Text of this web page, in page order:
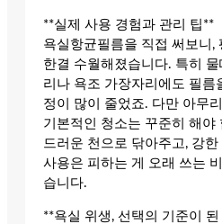
**실제 사용 경험과 관리 팁**
욕실항균필름을 직접 써보니,
한결 수월해졌습니다. 특히
리나 욕조 가장자리에도 필름
정이 많이 줄었죠. 다만 아무
기본적인 청소는 꾸준히 해야
드러운 천으로 닦아주고, 강
사용은 피하는 게 오래 쓰는
습니다.
**욕실 위생, 선택의 기준이